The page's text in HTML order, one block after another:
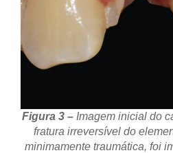
Figura 3 – Imagem inicial do
fratura irreversível do
minimamente traumática, foi